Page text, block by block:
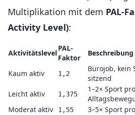
Multiplikation mit dem PAL-
Activity Level):
Aktivitätslevel
PAL-
Faktor
Beschreibung
Kaum aktiv 1,2
Bürojob, kein
sitzend
Leicht aktiv
1,375
1–2× Sport
Moderat aktiv
1,55
3–5× Sport